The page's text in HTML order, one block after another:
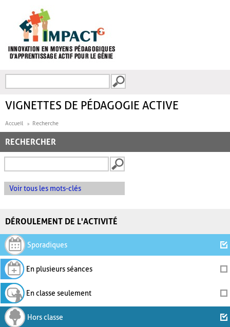
FORMULAIRE DE
VIGNETTES DE PÉDAGOGIE ACTIVE
Accueil Recherche
RECHERCHER
Voir tous les mots-clés
DÉROULEMENT DE L'ACTIVITÉ
Sporadiques
En plusieurs séances
En classe seulement
Hors classe